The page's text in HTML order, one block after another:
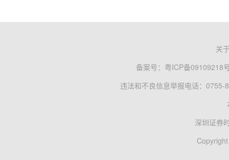
关
备案号： 粤ICP备09109218
违法和不良信息举报电话：0755-
深圳证券